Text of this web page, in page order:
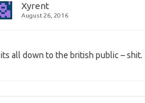
Xyrent
August 26, 2016
its all down to the british public – shit.